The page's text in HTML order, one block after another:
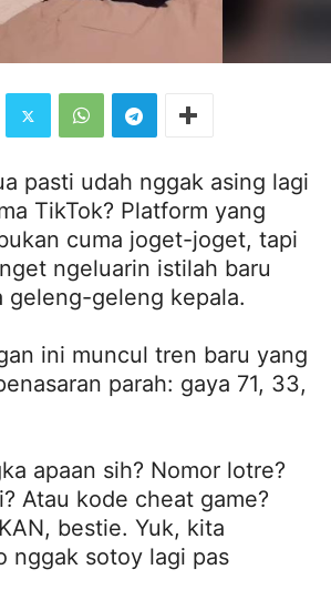
pasti udah nggak asing lagi
TikTok? Platform yang
cuma joget-joget, tapi
ngeluarin istilah baru
geleng-geleng kepala.
ini muncul tren baru yang
parah: gaya 71, 33,
apaan sih? Nomor lotre?
Atau kode cheat game?
bestie. Yuk, kita
nggak sotoy lagi pas